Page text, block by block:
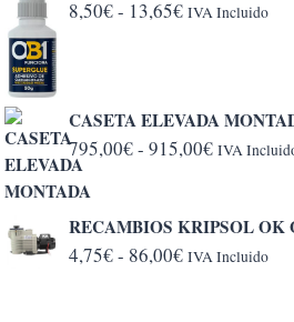
8,50€- 13,65€Rango
8,50€
hasta
IVA Incluido
CASETA ELEVADA
795,00€- 915,00€Rango
desde
795,00€
IVA
RECAMBIOS KRIPSOL OK
4,75€- 86,00€Rango
IVA Incluido